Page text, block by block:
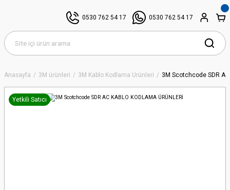
0530 762 54 17 0530 762 54 17
Anasayfa 3M ürünleri 3M Kablo Kodlama Ürünleri 3M Scotchcode SDR AC
Yetkili Satıcı